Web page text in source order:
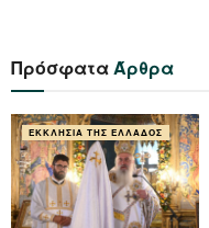
ΠρόσφαταΆρθρα
ΕΚΚΛΗΣΊΑ ΤΗΣ ΕΛΛΆΔΟΣ